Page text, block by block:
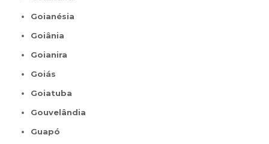
Goianésia
Goiânia
Goianira
Goiás
Goiatuba
Gouvelândia
Guapó